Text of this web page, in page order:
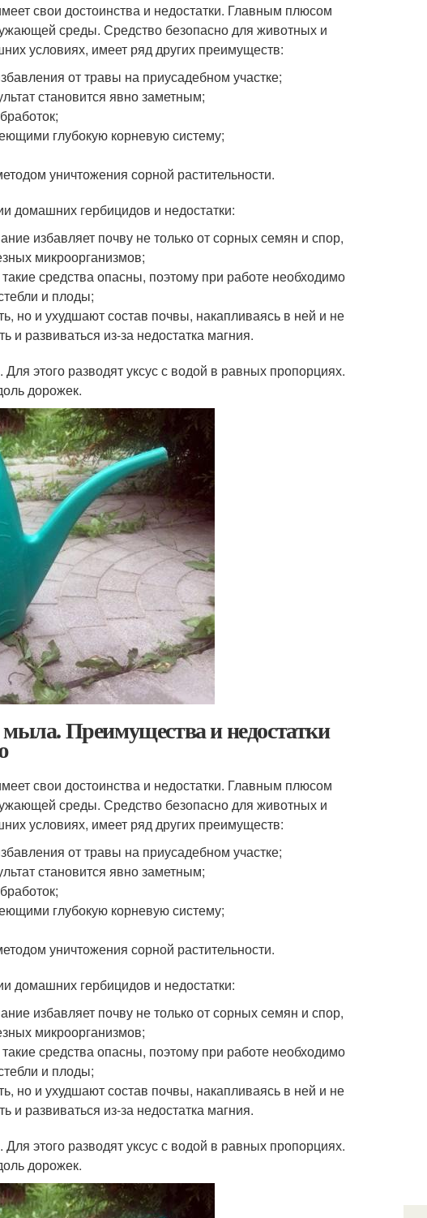
свои достоинства и недостатки. Главным плюсом
среды. Средство безопасно для животных и
условиях, имеет ряд других преимуществ:
от травы на приусадебном участке;
становится явно заметным;
глубокую корневую систему;
уничтожения сорной растительности.
домашних гербицидов и недостатки:
избавляет почву не только от сорных семян и спор,
микроорганизмов;
средства опасны, поэтому при работе необходимо
и плоды;
но и ухудшают состав почвы, накапливаясь в ней и не
и развиваться из-за недостатка магния.
этого разводят уксус с водой в равных пропорциях.
дорожек.
Преимущества и недостатки
свои достоинства и недостатки. Главным плюсом
среды. Средство безопасно для животных и
условиях, имеет ряд других преимуществ:
от травы на приусадебном участке;
становится явно заметным;
глубокую корневую систему;
уничтожения сорной растительности.
домашних гербицидов и недостатки:
избавляет почву не только от сорных семян и спор,
микроорганизмов;
средства опасны, поэтому при работе необходимо
и плоды;
но и ухудшают состав почвы, накапливаясь в ней и не
и развиваться из-за недостатка магния.
этого разводят уксус с водой в равных пропорциях.
дорожек.